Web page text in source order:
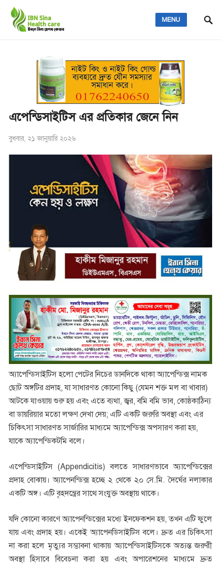
MENU
এপেন্ডিসাইটিস এর প্রতিকার জেনে নিন
বুধবার, ২১ জানুয়ারি ২০২৬
অ্যাপেন্ডিসাইটিস হলো পেটের নিচের ডানদিকে থাকা অ্যাপেন্ডিক্স নামক
ছোট অঙ্গটির প্রদাহ, যা সাধারণত কোনো কিছু (যেমন শক্ত মল বা খাবার)
আটকে যাওয়ায় শুরু হয় এবং এতে ব্যথা, জ্বর, বমি বমি ভাব, কোষ্ঠকাঠিন্য
বা ডায়রিয়ার মতো লক্ষণ দেখা দেয়; এটি একটি জরুরি অবস্থা এবং এর
চিকিৎসা সাধারণত সার্জারির মাধ্যমে অ্যাপেন্ডিক্স অপসারণ করা হয়,
যাকে অ্যাপেন্ডিকটমি বলে।
এপেন্ডিসাইটিস (Appendicitis) বলতে সাধারণভাবে অ্যাপেন্ডিক্সের
প্রদাহ বোঝায়। অ্যাপেনন্ডিক্স হচ্ছে ২ থেকে ২০ সে.মি. দৈর্ঘের নলাকার
একটি অঙ্গ। এটি বৃহদন্ত্রের সাথে সংযুক্ত অবস্থায় থাকে।
যদি কোনো কারণে অ্যাপেনন্ডিক্সের মধ্যে ইনফেকশন হয়, তখন এটি ফুলে
যায় এবং প্রদাহ হয়। একেই অ্যাপেনডিসাইটিস বলে। দ্রুত এর চিকিৎসা
না করা হলে মৃত্যুর সম্ভাবনা থাকায় অ্যাপেন্ডিসাইটিসকে অত্যন্ত জরুরী
অবস্থা হিসাবে বিবেচনা করা হয় এবং অপারেশনের মাধ্যমে দ্রুত